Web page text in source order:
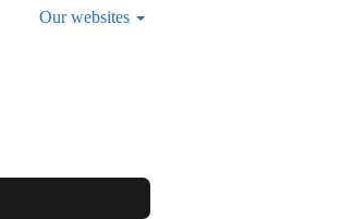
Our websites